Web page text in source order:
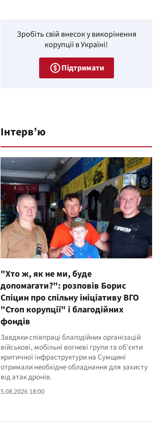
Зробіть свій внесок у викорінення
корупції в Україні!
Підтримати
Інтерв’ю
"Хто ж, як не ми, буде
допомагати?": розповів Борис
Спіцин про спільну ініціативу ВГО
"Стоп корупції" і благодійних
фондів
Завдяки співпраці благодійних організацій
військові, мобільні вогневі групи та об'єкти
критичної інфраструктури на Сумщині
отримали необхідне обладнання для захисту
від атак дронів.
5.08.2026 18:00